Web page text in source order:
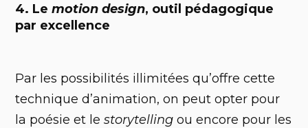
4. Lemotion design, outil pédagogique
par excellence
Par les possibilités illimitées qu’offre cette
technique d’animation, on peut opter pour
la poésie et lestorytelling ou encore pour les